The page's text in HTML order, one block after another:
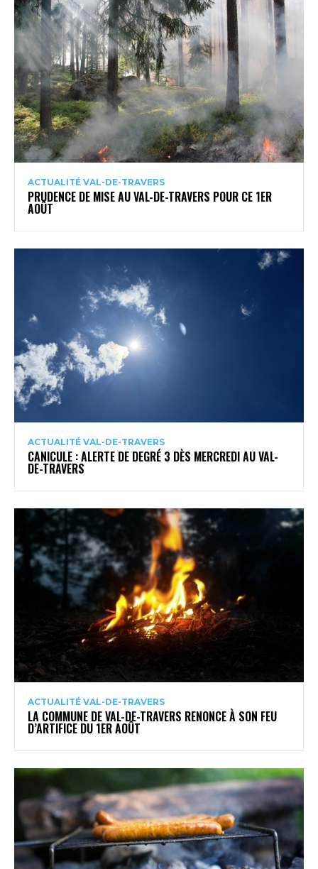
ACTUALITÉ VAL-DE-TRAVERS
PRUDENCE DE MISE AU VAL-DE-TRAVERS POUR CE 1ER
AOÛT
ACTUALITÉ VAL-DE-TRAVERS
CANICULE : ALERTE DE DEGRÉ 3 DÈS MERCREDI AU VAL-
DE-TRAVERS
ACTUALITÉ VAL-DE-TRAVERS
LA COMMUNE DE VAL-DE-TRAVERS RENONCE À SON FEU
D’ARTIFICE DU 1ER AOÛT